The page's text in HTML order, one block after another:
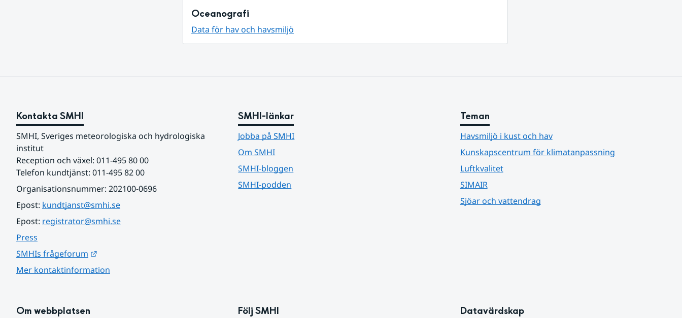
Oceanografi
Data för hav och havsmiljö
Kontakta SMHI
SMHI, Sveriges meteorologiska och hydrologiska
institut
Reception och växel: 011-495 80 00
Telefon kundtjänst: 011-495 82 00
Organisationsnummer: 202100-0696
Epost: kundtjanst@smhi.se
Epost: registrator@smhi.se
Press
SMHIs frågeforum
Mer kontaktinformation
SMHI-länkar
Jobba på SMHI
Om SMHI
SMHI-bloggen
SMHI-podden
Teman
Havsmiljö i kust och hav
Kunskapscentrum för klimatanpassning
Luftkvalitet
SIMAIR
Sjöar och vattendrag
Om webbplatsen Följ SMHI Datavärdskap